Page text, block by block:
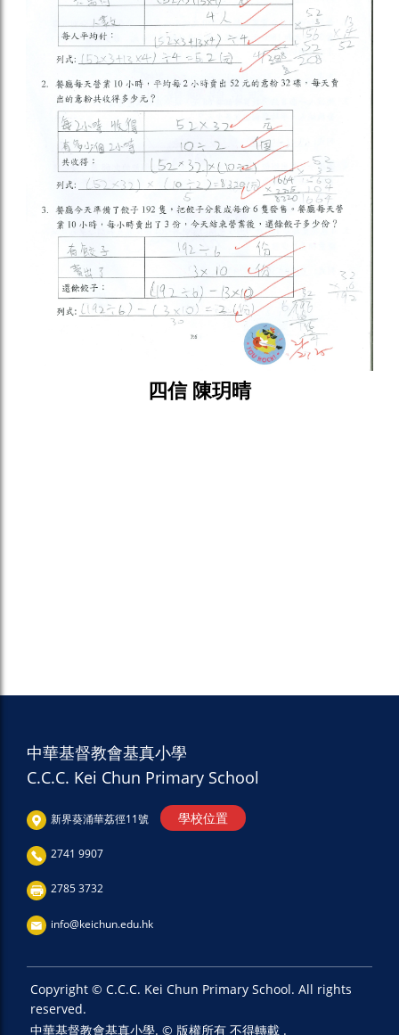
四信 陳玥晴
中華基督教會基真小學
C.C.C. Kei Chun Primary School
新界葵涌華荔徑11號 學校位置
2741 9907
2785 3732
info@keichun.edu.hk
Copyright © C.C.C. Kei Chun Primary School. All rights
reserved.
中華基督教會基真小學. © 版權所有 不得轉載 .